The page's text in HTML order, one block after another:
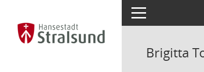
Toggle navigation
Brigitta